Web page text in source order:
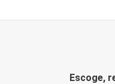
Escoge,